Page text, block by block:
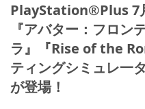
PlayStation®Plus 7
『アバター：フロン
ラ』『Rise of the
ティングシミュレ一
が登場！